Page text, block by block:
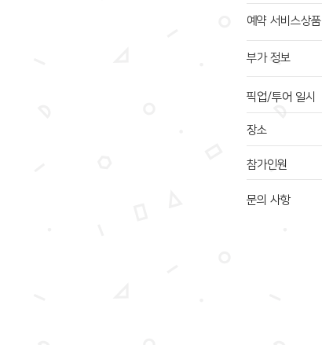
참가인원
문의 사항
픽업/투어 일시
예약 서비스상품
부가 정보
장소